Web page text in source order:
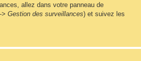
allez dans votre panneau de
> Gestion des surveillances) et suivez les